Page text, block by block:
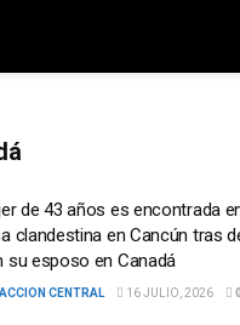
de 43 años es encontrada
clandestina en Cancún tras
su esposo en Canadá
CENTRAL 16 JULIO, 2026 0